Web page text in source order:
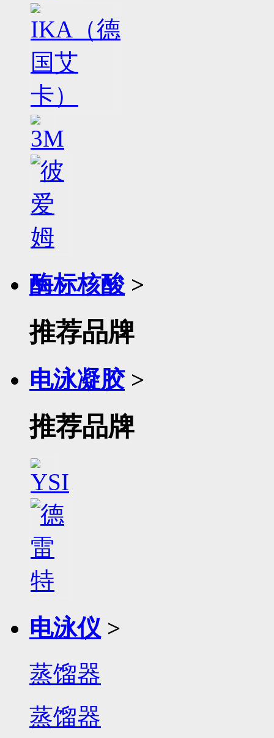
酶标核酸 >
推荐品牌
电泳凝胶 >
推荐品牌
电泳仪 >
蒸馏器
蒸馏器